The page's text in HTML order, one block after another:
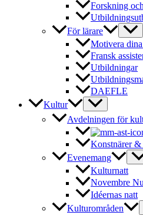
Forskning
För lärare
Motivera
Fransk
Utbildningar
DAEFLE
Kultur
Avdelningen för
Konstnärer &
Evenemang
Kulturnatt
Novembre
Idéernas natt
Kulturområden